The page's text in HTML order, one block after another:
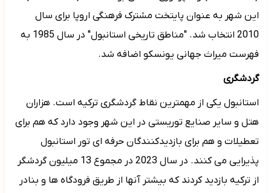
این شهر به عنوان پایتخت مشترک فرهنگی اروپا برای سال
2010 انتخاب شد. "مناطق تاریخی استانبول" در سال 1985 به
فهرست میراث جهانی یونسکو اضافه شد.
گردشگری
استانبول یکی از مهمترین نقاط گردشگری ترکیه است. هزاران
هتل و سایر صنایع توریستی در این شهر وجود دارد که هم برای
تعطیلات و هم برای بازدیدکنندگان حرفه ای تور استانبول
پذیرایی می کنند. در سال 2023 در مجموع
13میلیون گردشگر
از ترکیه بازدید کردند که بیشتر آنها از طریق فرودگاه ها و بنادر